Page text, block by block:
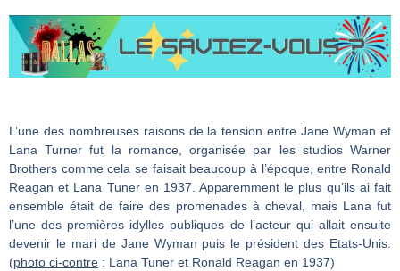
L’une des nombreuses raisons de la tension entre Jane Wyman et
Lana Turner fut la romance, organisée par les studios Warner
Brothers comme cela se faisait beaucoup à l’époque, entre Ronald
Reagan et Lana Tuner en 1937. Apparemment le plus qu’ils ai fait
ensemble était de faire des promenades à cheval, mais Lana fut
l’une des premières idylles publiques de l’acteur qui allait ensuite
devenir le mari de Jane Wyman puis le président des Etats-Unis.
(photo ci-contre : Lana Tuner et Ronald Reagan en 1937)